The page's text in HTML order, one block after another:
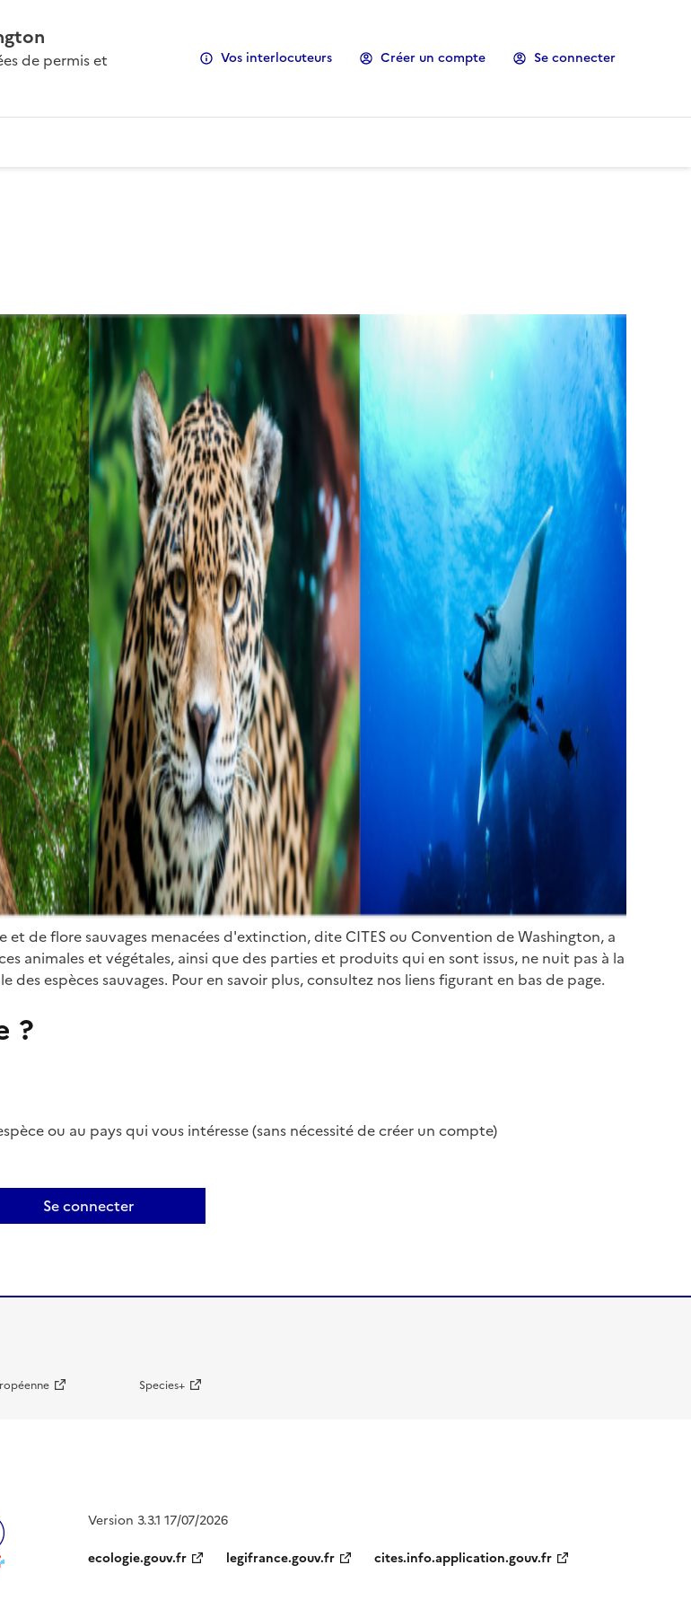
de permis et
Vos interlocuteurs Créer un compte Se connecter
de flore sauvages menacées d'extinction, dite CITES ou Convention de Washington, a
animales et végétales, ainsi que des parties et produits qui en sont issus, ne nuit pas à la
espèces sauvages. Pour en savoir plus, consultez nos liens figurant en bas de page.
?
ou au pays qui vous intéresse (sans nécessité de créer un compte)
Se connecter
Species+
Version 3.3.1 17/07/2026
ecologie.gouv.fr
legifrance.gouv.fr cites.info.application.gouv.fr